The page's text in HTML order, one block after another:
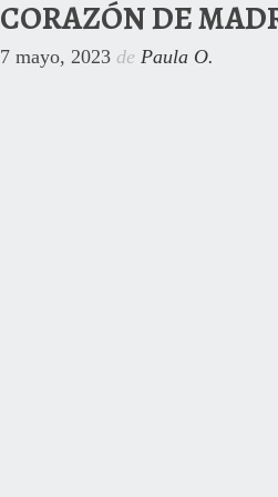
CORAZÓN DE
7 mayo, 2023 de Paula O.